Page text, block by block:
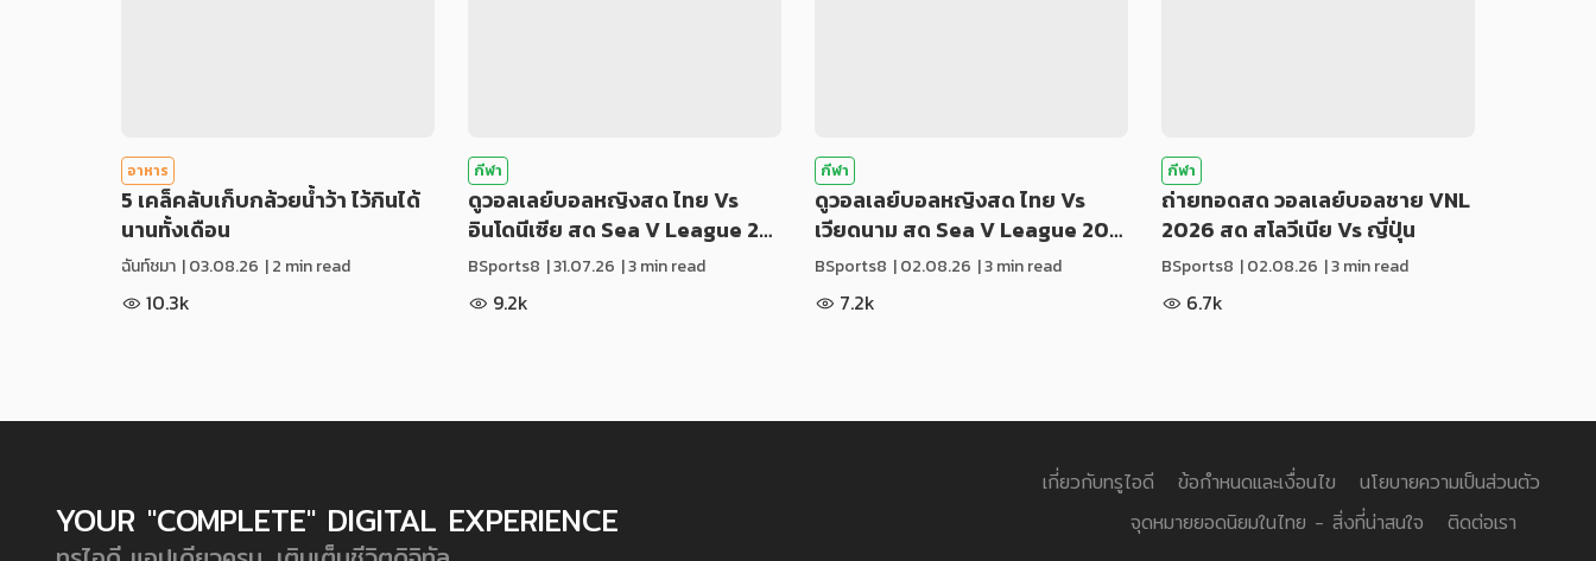
อาหาร
5 เคล็คลับเก็บกล้วยน้ำว้า ไว้กินได้
นานทั้งเดือน
ฉันท์ชมา |03.08.26 | 2 min read
10.3k
กีฬา
ดูวอลเลย์บอลหญิงสด ไทย Vs
อินโดนีเซีย สด Sea V League 2…
BSports8 |31.07.26 | 3 min read
9.2k
กีฬา
ดูวอลเลย์บอลหญิงสด ไทย Vs
เวียดนาม สด Sea V League 20…
BSports8 |02.08.26 | 3 min read
7.2k
กีฬา
ถ่ายทอดสด วอลเลย์บอลชาย VNL
2026 สด สโลวีเนีย Vs ญี่ปุ่น
BSports8 |02.08.26 | 3 min read
6.7k
YOUR "COMPLETE" DIGITAL EXPERIENCE
เกี่ยวกับทรูไอดี ข้อกำหนดและเงื่อนไข
นโยบายความเป็นส่วนตัว
จุดหมายยอดนิยมในไทย - สิ่งที่น่าสนใจ
ติดต่อเรา